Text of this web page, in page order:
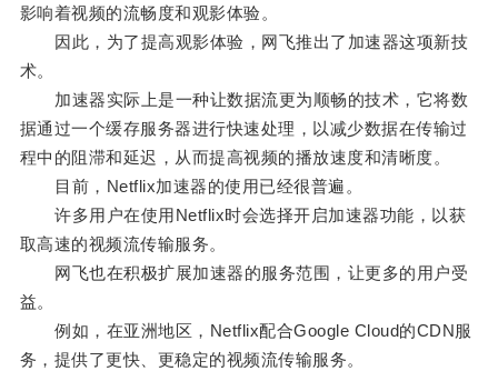
影响着视频的流畅度和观影体验。
因此，为了提高观影体验，网飞推出了加速器这项新技
术。
加速器实际上是一种让数据流更为顺畅的技术，它将数
据通过一个缓存服务器进行快速处理，以减少数据在传输过
程中的阻滞和延迟，从而提高视频的播放速度和清晰度。
目前，Netflix加速器的使用已经很普遍。
许多用户在使用Netflix时会选择开启加速器功能，以获
取高速的视频流传输服务。
网飞也在积极扩展加速器的服务范围，让更多的用户受
益。
例如，在亚洲地区，Netflix配合Google Cloud的CDN服
务，提供了更快、更稳定的视频流传输服务。